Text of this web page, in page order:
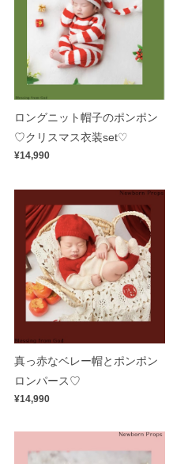
ロングニット帽子のポンポン
♡クリスマス衣装set♡
¥14,990
真っ赤なベレー帽とポンポン
ロンパース♡
¥14,990